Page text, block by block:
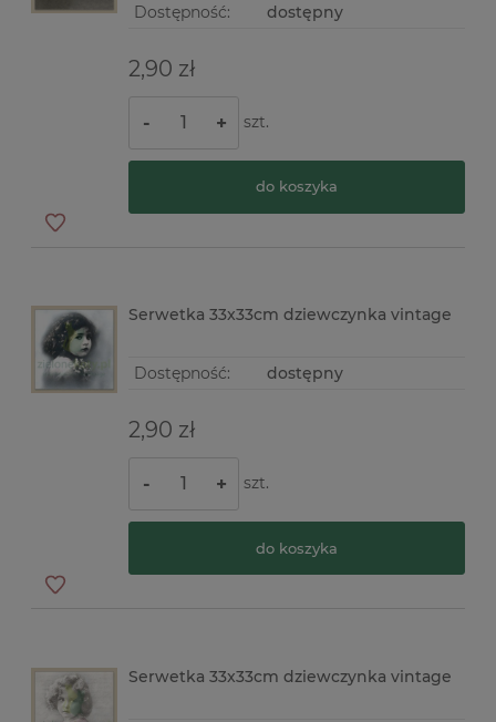
Dostępność: dostępny
2,90 zł
- + szt.
do koszyka
Serwetka 33x33cm dziewczynka vintage
Dostępność: dostępny
2,90 zł
- + szt.
do koszyka
Serwetka 33x33cm dziewczynka vintage